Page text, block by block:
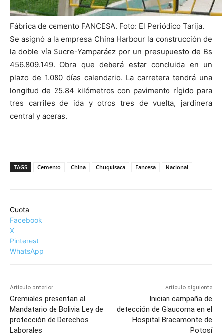
Fábrica de cemento FANCESA. Foto: El Periódico Tarija.
Se asignó a la empresa China Harbour la construcción de
la doble vía Sucre-Yamparáez por un presupuesto de Bs
456.809.149. Obra que deberá estar concluida en un
plazo de 1.080 días calendario. La carretera tendrá una
longitud de 25.84 kilómetros con pavimento rígido para
tres carriles de ida y otros tres de vuelta, jardinera
central y aceras.
TAGS Cemento China Chuquisaca Fancesa Nacional
Cuota
Facebook
X
Pinterest
WhatsApp
Artículo anterior
Gremiales presentan al
Mandatario de Bolivia Ley de
protección de Derechos
Laborales
Artículo siguiente
Inician campaña de
detección de Glaucoma en el
Hospital Bracamonte de
Potosí